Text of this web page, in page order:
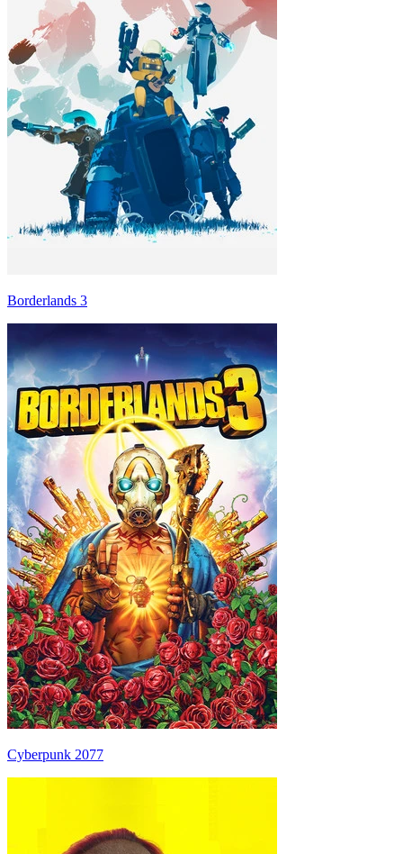
Borderlands 3
Cyberpunk 2077